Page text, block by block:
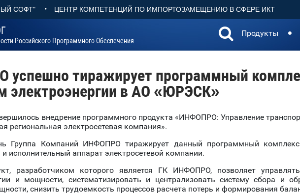
СОФТ" • ЦЕНТР КОМПЕТЕНЦИЙ ПО ИМПОРТОЗАМЕЩЕНИЮ В СФЕРЕ ИКТ
Российского Программного Обеспечения
Продукты
тиражирует программный
электроэнергии в АО «ЮРЭСК»
внедрение программного продукта «ИНФОПРО: Управление
региональная электросетевая компания».
Группа Компаний ИНФОПРО тиражирует данный программный комплекс
исполнительный аппарат электросетевой компании.
разработчиком которого является ГК ИНФОПРО, позволяет
и мощности, систематизировать и централизовать систему сбора и
снизить трудоемкость процессов расчета потерь и формирования